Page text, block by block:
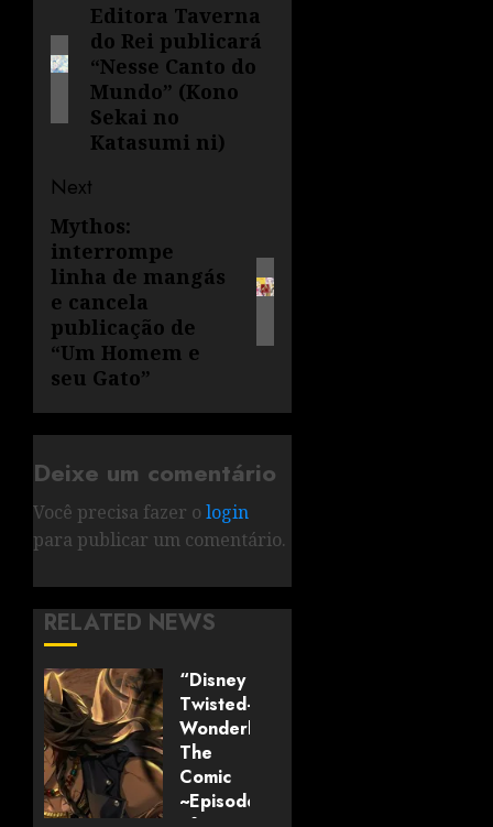
Editora Taverna
do Rei publicará
“Nesse Canto do
Mundo” (Kono
Sekai no
Katasumi ni)
Next
Mythos:
interrompe
linha de mangás
e cancela
publicação de
“Um Homem e
seu Gato”
Deixe um comentário
Você precisa fazer o login
para publicar um comentário.
RELATED NEWS
“Disney
Twisted-
Wonderland:
The
Comic
~Episode